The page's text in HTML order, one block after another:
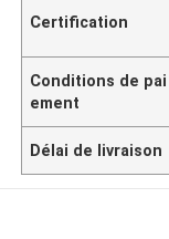
Certification
Conditions de pai
ement
Délai de livraison